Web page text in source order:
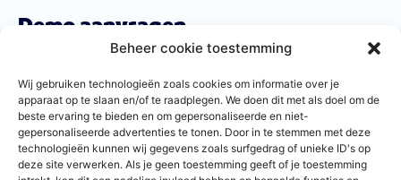
Beheer cookie toestemming
Wij gebruiken technologieën zoals cookies om informatie over je
apparaat op te slaan en/of te raadplegen. We doen dit met als doel om de
beste ervaring te bieden en om gepersonaliseerde en niet-
gepersonaliseerde advertenties te tonen. Door in te stemmen met deze
technologieën kunnen wij gegevens zoals surfgedrag of unieke ID's op
deze site verwerken. Als je geen toestemming geeft of je toestemming
Demo aanvragen
onderstaandeknop een gratis demo aan!
Demo